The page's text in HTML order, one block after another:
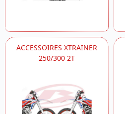
ACCESSOIRES XTRAINER
250/300 2T